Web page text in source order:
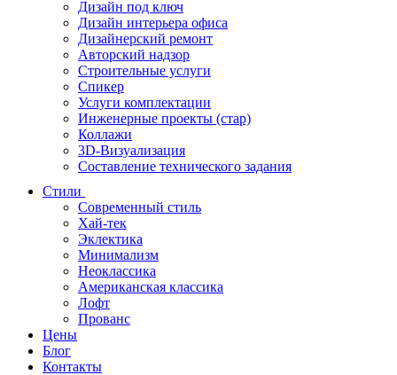
Дизайн под ключ
Дизайн интерьера офиса
Дизайнерский ремонт
Авторский надзор
Строительные услуги
Спикер
Услуги комплектации
Инженерные проекты (стар)
Коллажи
3D-Визуализация
Составление технического задания
Стили
Современный стиль
Хай-тек
Эклектика
Минимализм
Неоклассика
Американская классика
Лофт
Прованс
Цены
Блог
Контакты